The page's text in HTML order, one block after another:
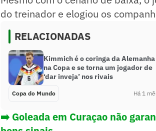
do treinador e elogiou os
RELACIONADAS
Kimmich é o coringa da Alemanha
na Copa e se torna um jogador de
‘dar inveja’ nos rivais
Copa do Mundo Há 1
➡️ Goleada em Curaçao não